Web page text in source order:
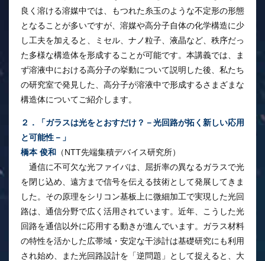
良く溶ける溶媒中では、もつれた糸玉のような不定形の形態
となることが多いですが、溶媒や高分子自体の化学構造に少
し工夫を加えると、ミセル、ナノ粒子、液晶など、秩序だっ
た多様な構造体を形成することが可能です。本講義では、ま
ず溶液中における高分子の挙動について説明した後、私たち
の研究室で発見した、高分子が溶液中で形成するさまざまな
構造体についてご紹介します。
２．「ガラスは光をとおすだけ？－光回路が拓く新しい応用
と可能性－」
橋本 俊和 （NTT先端集積デバイス研究所）
通信に不可欠な光ファイバは、屈折率の異なるガラスで光
を閉じ込め、遠方まで信号を伝える技術として発展してきま
した。その原理をシリコン基板上に微細加工で実現した光回
路は、通信分野で広く活用されています。近年、こうした光
回路を通信以外に応用する動きが進んでいます。ガラス材料
の特性を活かした広帯域・安定な干渉計は基礎研究にも利用
され始め、また光回路設計を「逆問題」として捉えると、大